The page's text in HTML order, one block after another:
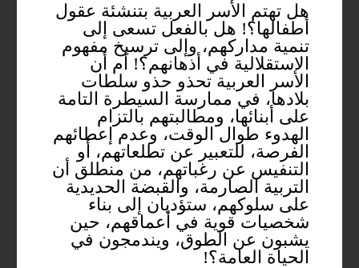
هل تهتم الأسر العربية بتنشئة عقول
أطفالها؟! هل بالفعل تسعى إلى
تنمية مداركهم، وإلى ترسيخ مفهوم
الاستقلالية في أذهانهم؟! أم أن
الأسر العربية تحذو حذو سلطات
بلادها، في ممارسة السيطرة التامة
على أبنائها، ومطالبتهم بالتزام
الهدوء طوال الوقت، وعدم إعطائهم
الفرصة، للتعبير عن تطلعاتهم، أو
التنفيس عن رغباتهم، من منطلق أن
التربية الصارمة، والقبضة الحديدية
على سلوكهم، ستؤديان إلى بناء
شخصيات قوية في أعماقهم، حين
يشبون عن الطوق، ويندمجون في
الحياة العامة؟!